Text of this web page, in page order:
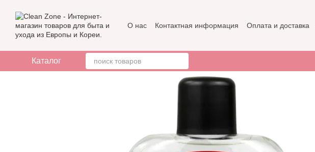
О нас Контактная информация Оплата и доставка
Каталог